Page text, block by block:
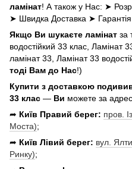
ламінат! А також у Нас: ➤
➤ Швидка Доставка ➤ Гарантія
Якщо Ви шукаєте ламінат за
водостійкий 33 клас, Ламінат
ламінат 33, Ламінат 33
тоді Вам до Нас!)
Купити з доставкою
33 клас — Ви можете за
➦ Київ Правий берег: пров.
Моста);
➦ Київ Лівий берег: вул.
Ринку);